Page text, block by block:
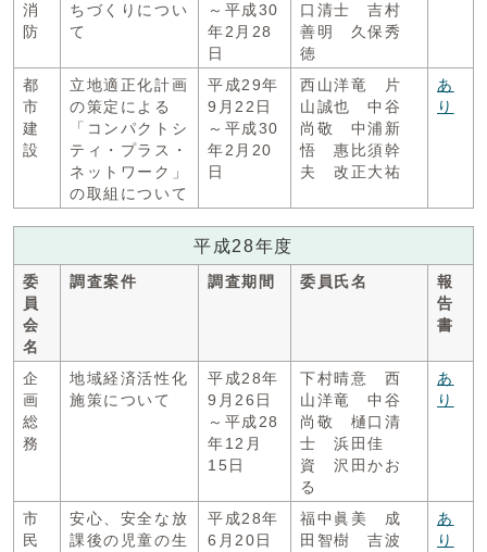
消
防
ちづくりについ
て
～平成30
年2月28
日
口清士 吉村
善明 久保秀
徳
都
市
建
設
立地適正化計画
の策定による
「コンパクトシ
ティ・プラス・
ネットワーク」
の取組について
平成29年
9月22日
～平成30
年2月20
日
西山洋竜 片
山誠也 中谷
尚敬 中浦新
悟 惠比須幹
夫 改正大祐
あ
り
平成28年度
委
員
会
名
調査案件 調査期間 委員氏名
報
告
書
企
画
総
務
地域経済活性化
施策について
平成28年
9月26日
～平成28
年12月
15日
下村晴意 西
山洋竜 中谷
尚敬 樋口清
士 浜田佳
資 沢田かお
る
あ
り
市
民
安心、安全な放
課後の児童の生
平成28年
6月20日
福中眞美 成
田智樹 吉波
あ
り